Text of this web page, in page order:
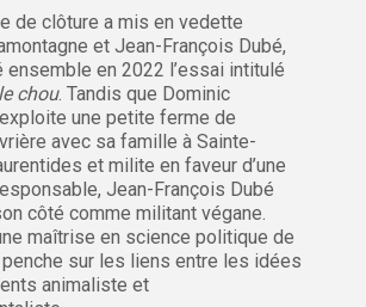
de clôture a mis en vedette
et Jean-François Dubé,
ensemble en 2022 l’essai intitulé
chou. Tandis que Dominic
une petite ferme de
avec sa famille à Sainte-
et milite en faveur d’une
Jean-François Dubé
côté comme militant végane.
maîtrise en science politique de
penche sur les liens entre les idées
animaliste et